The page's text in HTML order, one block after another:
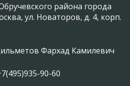
района города
ул. Новаторов, д. 4, корп.
Фархад Камилевич
90-60